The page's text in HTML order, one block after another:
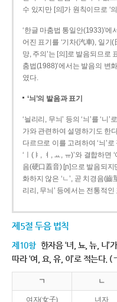
수 있지만 [의]가 원칙이므로 ‘
‘한글 마춤법 통일안(1933)’에
어진 표기를 ‘기차(汽車), 일기(
망, 주의’는 [의]로 발음되므로
춤법(1988)’에서는 발음의 변
였다.
‘늬’의 발음과 표기
‘늴리리, 무늬’ 등의 ‘늬’를 ‘니
가와 관련하여 설명하기도 한다.
다르므로 이를 고려하여 ‘늬’
‘ㅣ(ㅑ, ㅕ, ㅛ, ㅠ)’와 결합하면
음(硬口蓋音) [ɲ]으로 발음되지
화하지 않은 ‘ㄴ’, 곧 치경음(
리리, 무늬’ 등에서는 전통적인
제5절 두음 법칙
제10항 한자음 ‘녀, 뇨, 뉴, 니’
따라 ‘여, 요, 유, 이’로 적는다.
ㄱ ㄴ
여자(女子) 녀자